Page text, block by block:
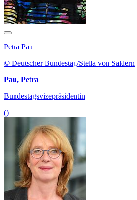
Petra Pau
© Deutscher Bundestag/Stella von Saldern
Pau, Petra
Bundestagsvizepräsidentin
()